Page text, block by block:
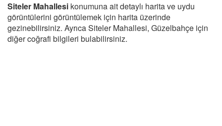
Siteler Mahallesi konumuna ait detaylı harita ve uydu
görüntülerini görüntülemek için harita üzerinde
gezinebilirsiniz. Ayrıca Siteler Mahallesi, Güzelbahçe için
diğer coğrafi bilgileri bulabilirsiniz.